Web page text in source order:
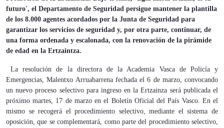
futuro', el Departamento de Seguridad persigue mantener la plantilla
de los 8.000 agentes acordados por la Junta de Seguridad para
garantizar los servicios de seguridad y, por otra parte, continuar, de
una forma ordenada y escalonada, con la renovación de la pirámide
de edad en la Ertzaintza.
La resolución de la directora de la Academia Vasca de Policía y
Emergencias, Malentxo Arruabarrena fechada el 6 de marzo, convocando
un nuevo proceso selectivo para ingreso en la Ertzainza será publicada el
próximo martes, 17 de marzo en el Boletín Oficial del País Vasco. En el
mismo se recogerá el procedimiento selectivo, mediante el sistema de
oposición, que se complementará, como parte del procedimiento selectivo,